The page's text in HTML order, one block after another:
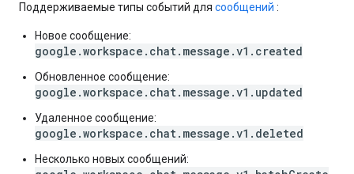
Поддерживаемые типы событий для сообщений :
Новое сообщение:
google.workspace.chat.message.v1.created
Обновленное сообщение:
google.workspace.chat.message.v1.updated
Удаленное сообщение:
google.workspace.chat.message.v1.deleted
Несколько новых сообщений: